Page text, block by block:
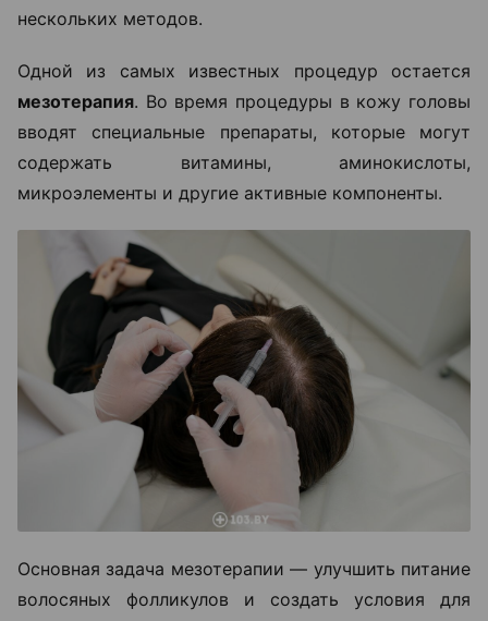
нескольких методов.
Одной из самых известных процедур остается
мезотерапия. Во время процедуры в кожу головы
вводят специальные препараты, которые могут
содержать витамины, аминокислоты,
микроэлементы и другие активные компоненты.
Основная задача мезотерапии — улучшить питание
волосяных фолликулов и создать условия для